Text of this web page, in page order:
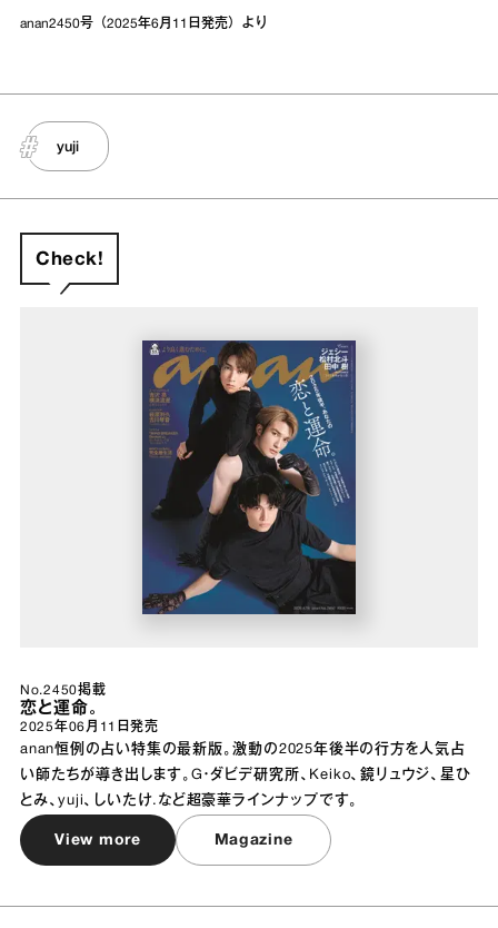
anan2450号（2025年6月11日発売）より
yuji
Check!
No.2450掲載
恋と運命。
2025年06月11日 発売
anan恒例の占い特集の最新版。激動の2025年後半の行方を人気占
い師たちが導き出します。G・ダビデ研究所、Keiko、鏡リュウジ、星ひ
とみ、yuji、しいたけ.など超豪華ラインナップです。
View more Magazine